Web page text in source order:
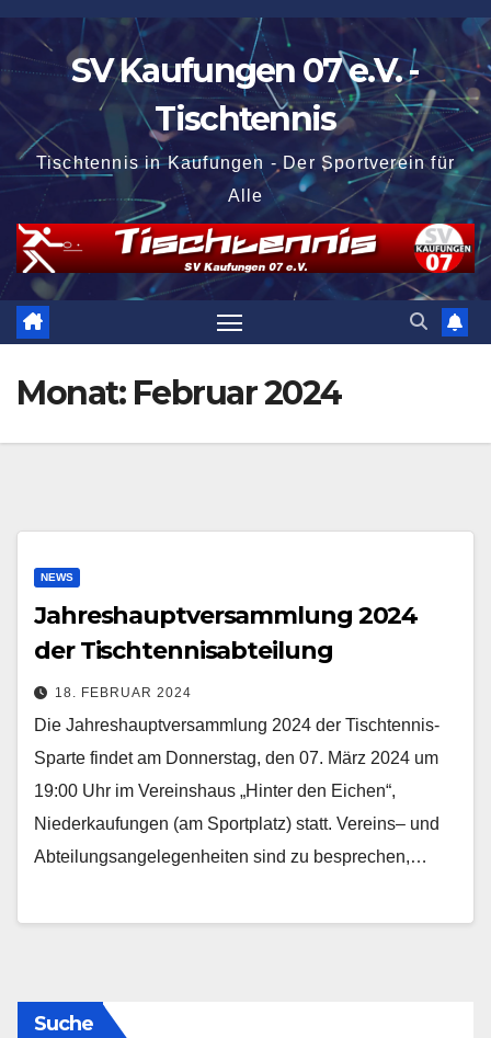
Zum
Inhalt
springen
SV Kaufungen 07 e.V. -
Tischtennis
Tischtennis in Kaufungen - Der Sportverein für
Alle
Monat: Februar 2024
NEWS
Jahreshauptversammlung 2024
der Tischtennisabteilung
18. FEBRUAR 2024
Die Jahreshauptversammlung 2024 der Tischtennis-
Sparte findet am Donnerstag, den 07. März 2024 um
19:00 Uhr im Vereinshaus „Hinter den Eichen“,
Niederkaufungen (am Sportplatz) statt. Vereins– und
Abteilungsangelegenheiten sind zu besprechen,…
Suche